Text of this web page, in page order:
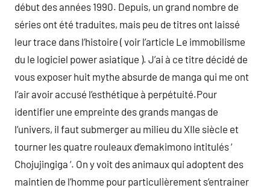
début des années 1990. Depuis, un grand nombre de
séries ont été traduites, mais peu de titres ont laissé
leur trace dans l’histoire ( voir l’article Le immobilisme
du le logiciel power asiatique ). J’ai à ce titre décidé de
vous exposer huit mythe absurde de manga qui me ont
l’air avoir accusé l’esthétique à perpétuité.Pour
identifier une empreinte des grands mangas de
l’univers, il faut submerger au milieu du XIIe siècle et
tourner les quatre rouleaux d’emakimono intitulés ‘
Chojujingiga ‘. On y voit des animaux qui adoptent des
maintien de l’homme pour particulièrement s’entrainer